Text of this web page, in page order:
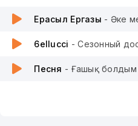
Ерасыл Ергазы - Әке
6ellucci - Сезонный
Песня - Ғашық болдым